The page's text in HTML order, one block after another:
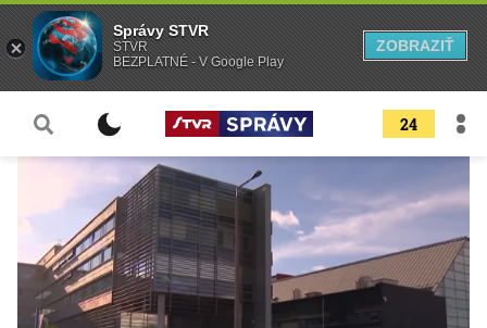
24
Správy STVR
STVR
BEZPLATNÉ - V Google Play
ZOBRAZIŤ